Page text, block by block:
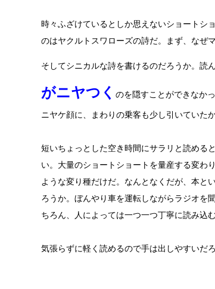
時々ふざけているとしか思えないショートシ
のはヤクルトスワローズの詩だ。まず、なぜ
そしてシニカルな詩を書けるのだろうか。読
がニヤつく のを隠すことができなか
ニヤケ顔に、まわりの乗客も少し引いていた
短いちょっとした空き時間にサラリと読める
い。大量のショートショートを量産する変わ
ような変り種だけだ。なんとなくだが、本と
ろうか。ぼんやり車を運転しながらラジオを
ちろん、人によっては一つ一つ丁寧に読み込
気張らずに軽く読めるので手は出しやすいだろ